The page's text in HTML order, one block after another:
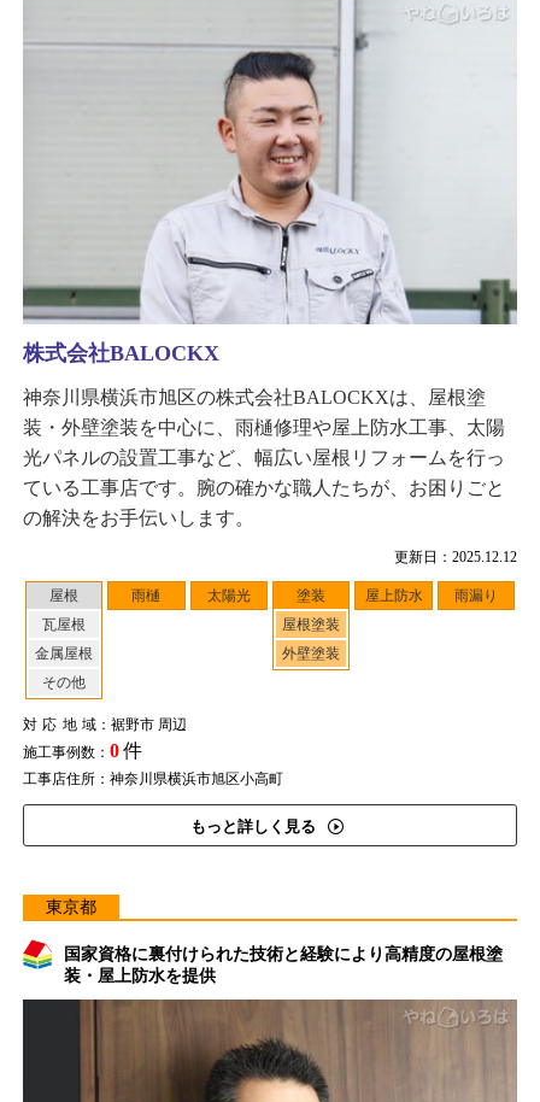
更新日：2025.12.12
屋根
瓦屋根
金属屋根
その他
雨樋 太陽光
塗装
屋根塗装
外壁塗装
屋上防水 雨漏り
対応地域：裾野市 周辺
施工事例数： 0件
工事店住所：神奈川県横浜市旭区小高町
もっと詳しく見る
株式会社BALOCKX
神奈川県横浜市旭区の株式会社BALOCKXは、屋根塗
装・外壁塗装を中心に、雨樋修理や屋上防水工事、太陽
光パネルの設置工事など、幅広い屋根リフォームを行っ
ている工事店です。腕の確かな職人たちが、お困りごと
の解決をお手伝いします。
東京都
国家資格に裏付けられた技術と経験により高精度の屋根塗
装・屋上防水を提供